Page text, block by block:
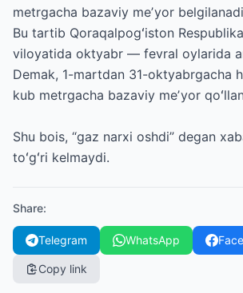
metrgacha bazaviy meʼyor
Bu tartib Qoraqalpogʻiston
viloyatida oktyabr — fevral oylarida
Demak, 1-martdan 31-oktyabrgacha
kub metrgacha bazaviy meʼyor
Shu bois, “gaz narxi oshdi” degan
toʻgʻri kelmaydi.
Share:
Telegram WhatsApp
Copy link